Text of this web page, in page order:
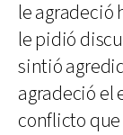
le agradeció
le pidió
sintió
agradeció el
conflicto